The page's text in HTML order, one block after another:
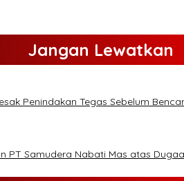
Jangan Lewatkan
Penindakan Tegas Sebelum
PT Samudera Nabati Mas atas